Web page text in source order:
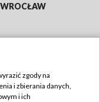
WROCŁAW
zgody na
i zbierania danych,
i ich